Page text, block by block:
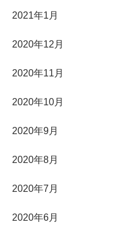
2021年1月
2020年12月
2020年11月
2020年10月
2020年9月
2020年8月
2020年7月
2020年6月